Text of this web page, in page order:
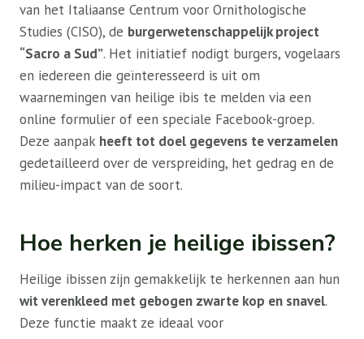
van het Italiaanse Centrum voor Ornithologische
Studies (CISO), de burgerwetenschappelijk project
“Sacro a Sud”. Het initiatief nodigt burgers, vogelaars
en iedereen die geïnteresseerd is uit om
waarnemingen van heilige ibis te melden via een
online formulier of een speciale Facebook-groep.
Deze aanpak heeft tot doel gegevens te verzamelen
gedetailleerd over de verspreiding, het gedrag en de
milieu-impact van de soort.
Hoe herken je heilige ibissen?
Heilige ibissen zijn gemakkelijk te herkennen aan hun
wit verenkleed met gebogen zwarte kop en snavel.
Deze functie maakt ze ideaal voor